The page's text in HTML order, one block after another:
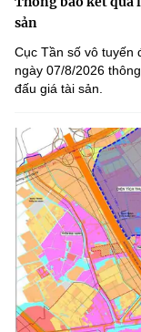
sản
Cục Tần số vô tuyến
ngày 07/8/2026
đấu giá tài sản.